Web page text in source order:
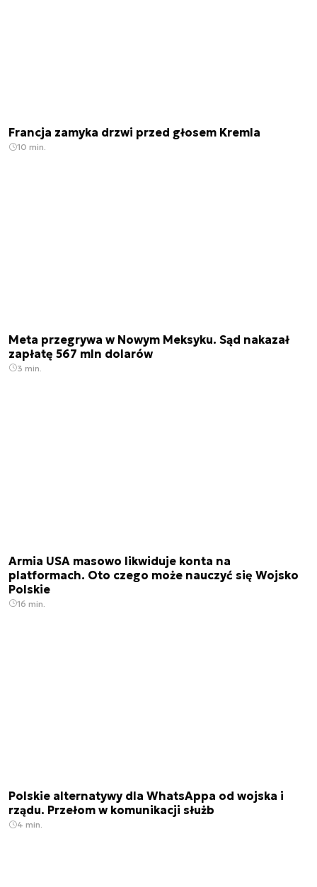
Francja zamyka drzwi przed głosem Kremla
10 min.
Meta przegrywa w Nowym Meksyku. Sąd nakazał
zapłatę 567 mln dolarów
3 min.
Armia USA masowo likwiduje konta na
platformach. Oto czego może nauczyć się Wojsko
Polskie
16 min.
Polskie alternatywy dla WhatsAppa od wojska i
rządu. Przełom w komunikacji służb
4 min.